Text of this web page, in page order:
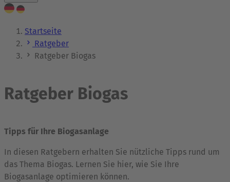
Startseite
Ratgeber
Ratgeber Biogas
Ratgeber Biogas
Tipps für Ihre Biogasanlage
In diesen Ratgebern erhalten Sie nützliche Tipps rund um
das Thema Biogas. Lernen Sie hier, wie Sie Ihre
Biogasanlage optimieren können.